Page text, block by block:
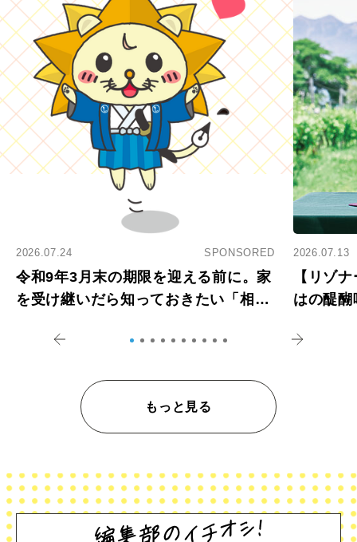
2026.07.24 SPONSORED
令和9年3月末の期限を迎える前に。家
を受け継いだら知っておきたい「相続
2026.07.13
【リゾ
はの醍
もっと見る